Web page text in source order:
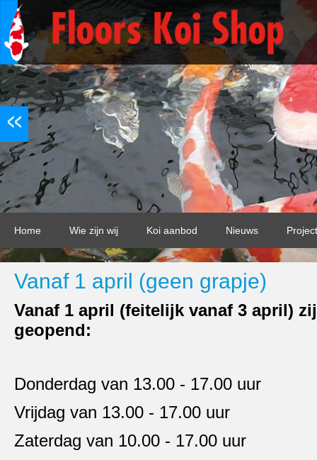
Home Wie zijn wij Koi aanbod Nieuws
Vanaf 1 april (geen grapje)
Vanaf 1 april (feitelijk vanaf 3 april)
geopend:
Donderdag van 13.00 - 17.00 uur
Vrijdag van 13.00 - 17.00 uur
Zaterdag van 10.00 - 17.00 uur